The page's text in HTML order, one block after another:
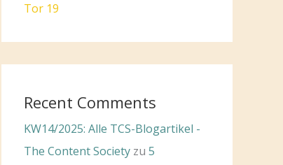
Tor 19
Recent Comments
KW14/2025: Alle TCS-Blogartikel -
The Content Society zu 5